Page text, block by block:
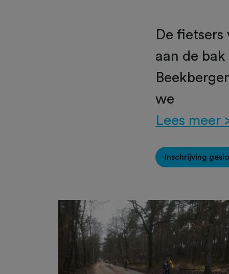
De fietsers
aan de
we
Lees meer
Inschrijving